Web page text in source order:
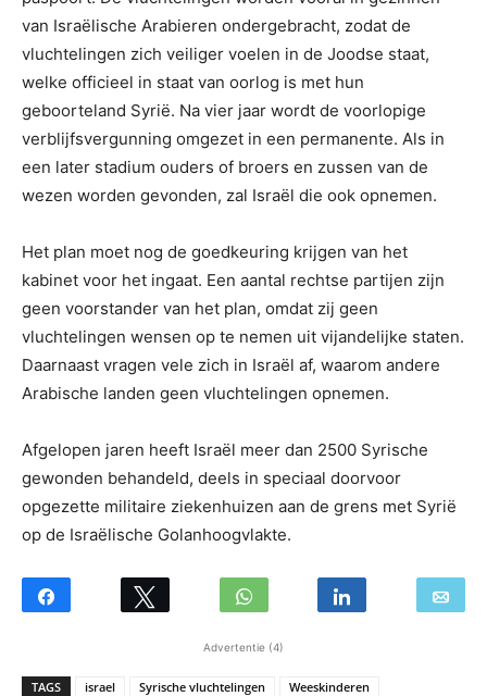
van Israëlische Arabieren ondergebracht, zodat de
vluchtelingen zich veiliger voelen in de Joodse staat,
welke officieel in staat van oorlog is met hun
geboorteland Syrië. Na vier jaar wordt de voorlopige
verblijfsvergunning omgezet in een permanente. Als in
een later stadium ouders of broers en zussen van de
wezen worden gevonden, zal Israël die ook opnemen.
Het plan moet nog de goedkeuring krijgen van het
kabinet voor het ingaat. Een aantal rechtse partijen zijn
geen voorstander van het plan, omdat zij geen
vluchtelingen wensen op te nemen uit vijandelijke staten.
Daarnaast vragen vele zich in Israël af, waarom andere
Arabische landen geen vluchtelingen opnemen.
Afgelopen jaren heeft Israël meer dan 2500 Syrische
gewonden behandeld, deels in speciaal doorvoor
opgezette militaire ziekenhuizen aan de grens met Syrië
op de Israëlische Golanhoogvlakte.
Advertentie (4)
TAGS israel Syrische vluchtelingen Weeskinderen